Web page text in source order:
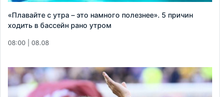
«Плавайте с утра – это намного полезнее». 5 причин
ходить в бассейн рано утром
08:00 | 08.08